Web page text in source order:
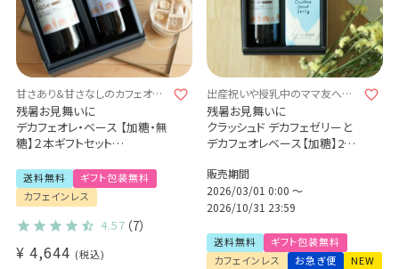
甘さあり&甘さなしのカフェオレ
の素♪
残暑お見舞いに
デカフェオレ・ベース 【加糖・無
糖】２本ギフトセット
素(l)
送料無料
ギフト包装無料
カフェインレス
4.57 （7）
¥ 4,644 税込
出産祝いや授乳中のママ友への
プレゼントに
残暑お見舞いに
クラッシュド デカフェゼリーと
デカフェオレベース【加糖】2本
販売期間
2026/03/01 0:00〜
2026/10/31 23:59
送料無料
ギフト包装無料
カフェインレス
お急ぎ便 NEW